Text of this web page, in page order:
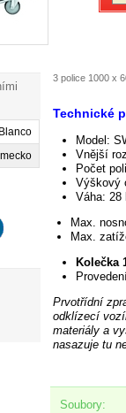
Blanco
3 police 1000 x
Technické
Model:
Vnější
Počet
Výškový
Váha: 28
Max.
Max.
Kolečka
Prvotřídní
odklízecí
materiálya
nasazuje tu
Soubory: